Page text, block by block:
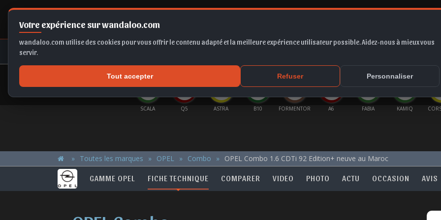
Votre expérience sur wandaloo.com
wandaloo.com utilise des cookies pour vous offrir le contenu adapté et la meilleure expérience utilisateur possible. Aidez-nous à mieux vous
servir.
Tout accepter Refuser Personnaliser
SCALA Q5 ASTRA B10 FORMENTOR A6 FABIA KAMIQ
Toutes les marques OPEL Combo OPEL Combo 1.6 CDTi 92 Edition+ neuve au Maroc
GAMME OPEL FICHE TECHNIQUE COMPARER VIDEO PHOTO ACTU OCCASION AVIS